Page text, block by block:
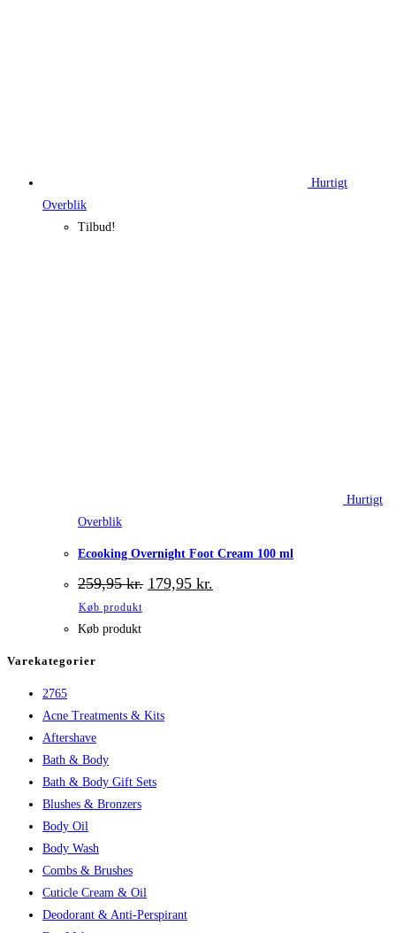
Hurtigt
Overblik
Tilbud!
Hurtigt
Overblik
Ecooking Overnight Foot Cream 100 ml
259,95kr. Den
oprindelige
179,95 kr.
Køb produkt
Køb produkt
Varekategorier
2765
Acne Treatments & Kits
Aftershave
Bath & Body
Bath & Body Gift Sets
Blushes & Bronzers
Body Oil
Body Wash
Combs & Brushes
Cuticle Cream & Oil
Deodorant & Anti-Perspirant